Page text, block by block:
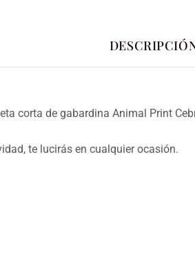
corta de gabardina Animal Print
te lucirás en cualquier ocasión.